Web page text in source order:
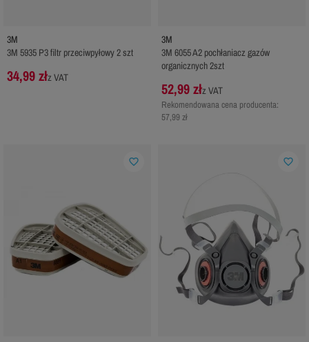
3M
3M 5935 P3 filtr przeciwpyłowy 2 szt
34,99 złz VAT
3M
3M 6055 A2 pochłaniacz gazów
organicznych 2szt
52,99 złz VAT
Rekomendowana cena producenta:
57,99 zł
favorite_border favorite_border